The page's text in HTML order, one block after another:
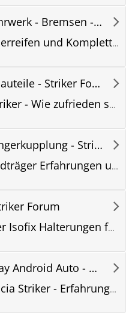
Reifen Felgen Räder - Fahrwerk - Bremsen - Striker Forum
Dacia Striker Sommerreifen und Kompletträder - Fotos Felgen - Dacia Original und Zubehörräder - Erfahrungen und Bilder
Karosserie, Blech- & Anbauteile - Striker Forum
Spaltmaße Dacia Striker - Wie zufrieden seid ihr? Probleme und Erfahrungen!
AHK Anhängelast - Anhängerkupplung - Striker Forum
Dacia Striker Fahrradträger Erfahrungen und Empfehlungen
Forum
Sind im Dacia Striker Isofix Halterungen für Kindersitze vorhanden? Rückbank? Beifahrersitz?
Navigation - Apple CarPlay Android Auto - Hifi - Telefon - Striker Forum
Android Auto im Dacia Striker - Erfahrungen, Probleme und Updates